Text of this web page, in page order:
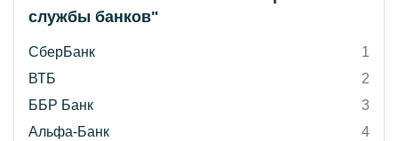
службы банков"
СберБанк
1
ВТБ
2
ББР Банк
3
Альфа-Банк
4